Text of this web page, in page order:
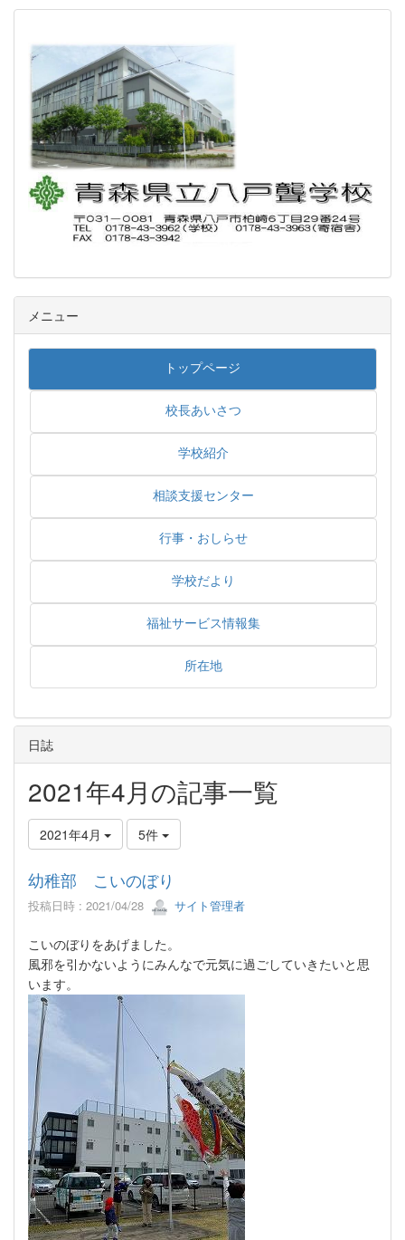
メニュー
トップページ
校長あいさつ
学校紹介
相談支援センター
行事・おしらせ
学校だより
福祉サービス情報集
所在地
日誌
2021年4月の記事一覧
2021年4月 5件
幼稚部 こいのぼり
投稿日時 : 2021/04/28 サイト管理者
こいのぼりをあげました。
風邪を引かないようにみんなで元気に過ごしていきたいと思
います。